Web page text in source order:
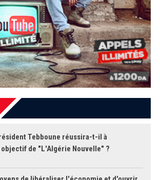
Tebboune réussira-t-il à
de "L'Algérie Nouvelle" ?